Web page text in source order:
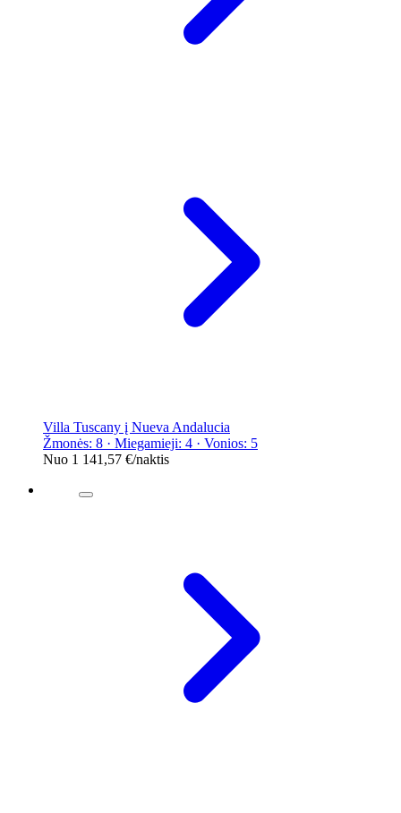
Villa Tuscany į Nueva Andalucia
Žmonės: 8 · Miegamieji: 4 · Vonios: 5
Nuo 1 141,57 €/naktis